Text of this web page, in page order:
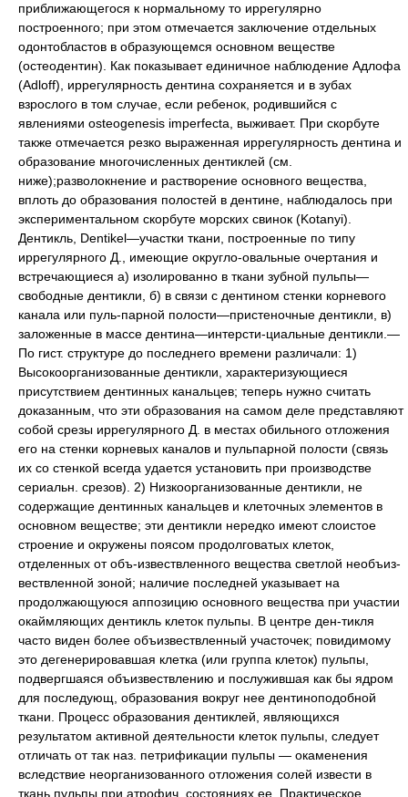
приближающегося к нормальному то иррегулярно
построенного; при этом отмечается заключение отдельных
одонтобластов в образующемся основном веществе
(остеодентин). Как показывает единичное наблюдение Адлофа
(Adloff), иррегулярность дентина сохраняется и в зубах
взрослого в том случае, если ребенок, родившийся с
явлениями osteogenesis imperfecta, выживает. При скорбуте
также отмечается резко выраженная иррегулярность дентина и
образование многочисленных дентиклей (см.
ниже);разволокнение и растворение основного вещества,
вплоть до образования полостей в дентине, наблюдалось при
экспериментальном скорбуте морских свинок (Kotanyi).
Дентикль, Dentikel—участки ткани, построенные по типу
иррегулярного Д., имеющие округло-овальные очертания и
встречающиеся а) изолированно в ткани зубной пульпы—
свободные дентикли, б) в связи с дентином стенки корневого
канала или пуль-парной полости—пристеночные дентикли, в)
заложенные в массе дентина—интерсти-циальные дентикли.—
По гист. структуре до последнего времени различали: 1)
Высокоорганизованные дентикли, характеризующиеся
присутствием дентинных канальцев; теперь нужно считать
доказанным, что эти образования на самом деле представляют
собой срезы иррегулярного Д. в местах обильного отложения
его на стенки корневых каналов и пульпарной полости (связь
их со стенкой всегда удается установить при производстве
сериальн. срезов). 2) Низкоорганизованные дентикли, не
содержащие дентинных канальцев и клеточных элементов в
основном веществе; эти дентикли нередко имеют слоистое
строение и окружены поясом продолговатых клеток,
отделенных от объ-извествленного вещества светлой необъиз-
вествленной зоной; наличие последней указывает на
продолжающуюся аппозицию основного вещества при участии
окаймляющих дентикль клеток пульпы. В центре ден-тикля
часто виден более объизвествленный участочек; повидимому
это дегенерировавшая клетка (или группа клеток) пульпы,
подвергшаяся объизвествлению и послужившая как бы ядром
для последующ, образования вокруг нее дентиноподобной
ткани. Процесс образования дентиклей, являющихся
результатом активной деятельности клеток пульпы, следует
отличать от так наз. петрификации пульпы — окаменения
вследствие неорганизованного отложения солей извести в
ткань пульпы при атрофич. состояниях ее. Практическое